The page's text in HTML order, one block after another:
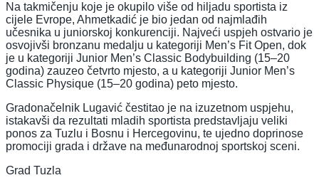
Na takmičenju koje je okupilo više od hiljadu sportista iz
cijele Evrope, Ahmetkadić je bio jedan od najmlađih
učesnika u juniorskoj konkurenciji. Najveći uspjeh ostvario je
osvojivši bronzanu medalju u kategoriji Men’s Fit Open, dok
je u kategoriji Junior Men’s Classic Bodybuilding (15–20
godina) zauzeo četvrto mjesto, a u kategoriji Junior Men’s
Classic Physique (15–20 godina) peto mjesto.
Gradonačelnik Lugavić čestitao je na izuzetnom uspjehu,
istakavši da rezultati mladih sportista predstavljaju veliki
ponos za Tuzlu i Bosnu i Hercegovinu, te ujedno doprinose
promociji grada i države na međunarodnoj sportskoj sceni.
Grad Tuzla